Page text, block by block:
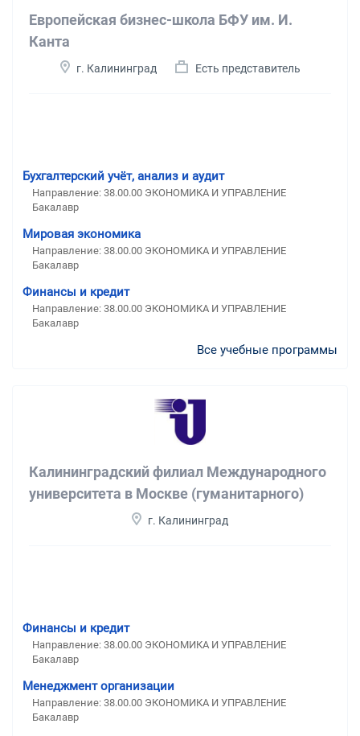
Европейская бизнес-школа БФУ им. И.
Канта
г. Калининград Есть представитель
Бухгалтерский учёт, анализ и аудит
Направление: 38.00.00 ЭКОНОМИКА И УПРАВЛЕНИЕ
Бакалавр
Мировая экономика
Направление: 38.00.00 ЭКОНОМИКА И УПРАВЛЕНИЕ
Бакалавр
Финансы и кредит
Направление: 38.00.00 ЭКОНОМИКА И УПРАВЛЕНИЕ
Бакалавр
Все учебные программы
Калининградский филиал Международного
университета в Москве (гуманитарного)
г. Калининград
Финансы и кредит
Направление: 38.00.00 ЭКОНОМИКА И УПРАВЛЕНИЕ
Бакалавр
Менеджмент организации
Направление: 38.00.00 ЭКОНОМИКА И УПРАВЛЕНИЕ
Бакалавр